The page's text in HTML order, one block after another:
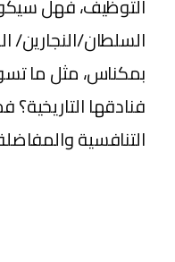
السلطان/النجارين/
بمكناس، مثل ما
فنادقها
التنافسية